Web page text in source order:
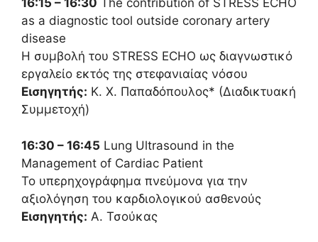
16:15 – 16:30 The contribution of STRESS ECHO
as a diagnostic tool outside coronary artery
disease
Η συμβολή του STRESS ECHO ως διαγνωστικό
εργαλείο εκτός της στεφανιαίας νόσου
Εισηγητής: Κ. Χ. Παπαδόπουλος* (Διαδικτυακή
Συμμετοχή)
16:30 – 16:45 Lung Ultrasound in the
Management of Cardiac Patient
Το υπερηχογράφημα πνεύμονα για την
αξιολόγηση του καρδιολογικού ασθενούς
Εισηγητής: Α. Τσούκας